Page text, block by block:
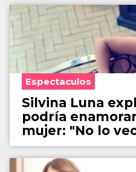
Espectaculos
Silvina Luna
podría
mujer: "No lo